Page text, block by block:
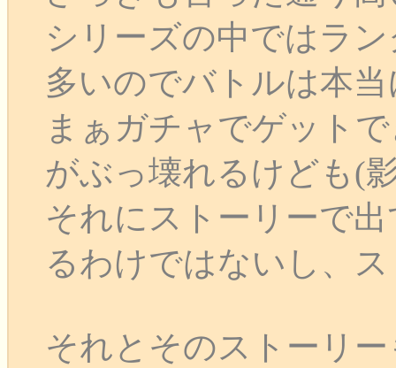
シリーズの中ではラ
多いのでバトルは本
まぁガチャでゲット
がぶっ壊れるけども(
それにストーリーで
るわけではないし、
それとそのストーリ